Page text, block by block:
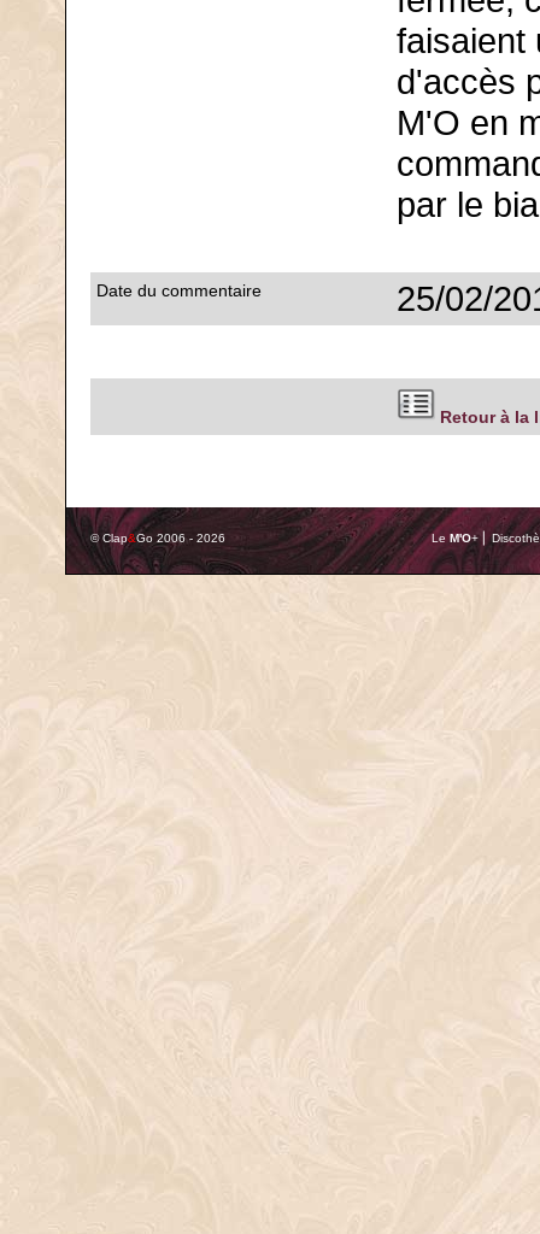
faisaient
d'accès
M'O en
par le
Date du commentaire 25/02/
Retour à la
© Clap&Go 2006 - 2026 Le M'O+ ⎢